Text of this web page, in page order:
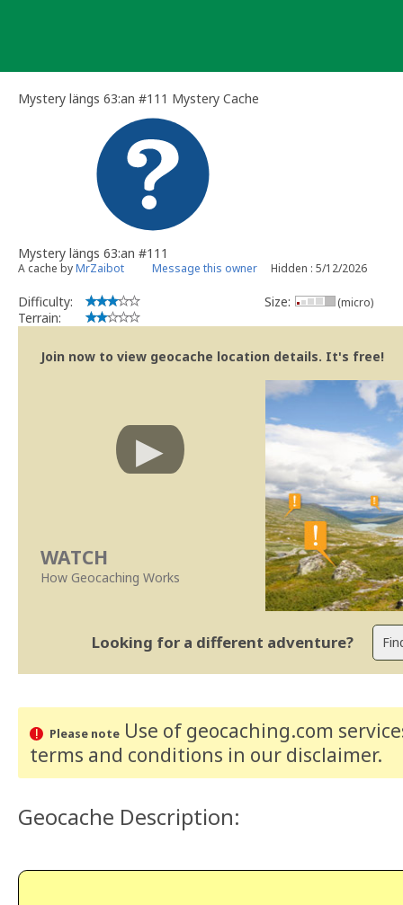
Mystery längs 63:an #111 Mystery Cache
Mystery längs 63:an #111
A cache byMrZaibot Message this owner Hidden : 5/12/2026
Difficulty:
Terrain:
Size: (micro)
Join now to view geocache location details. It's free!
WATCH
How Geocaching Works
Looking for a different adventure?
Please noteUse of geocaching.com
terms and conditions in our disclaimer.
Geocache Description: